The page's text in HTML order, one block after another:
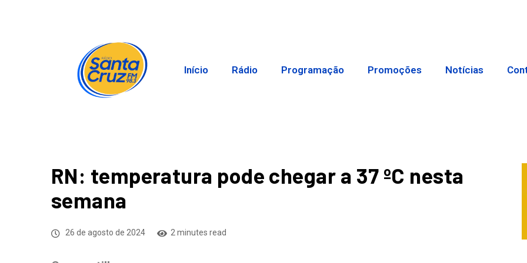
Início Rádio Programação Promoções Notícias
RN: temperatura pode chegar a 37 ºC nesta
semana
26 de agosto de 2024 2 minutes read